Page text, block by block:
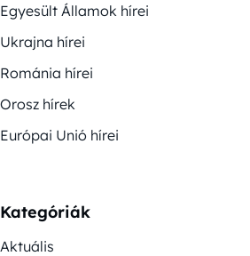
Egyesült Államok hírei
Ukrajna hírei
Románia hírei
Orosz hírek
Európai Unió hírei
Kategóriák
Aktuális